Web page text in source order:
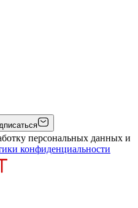
персональных данных и
конфиденциальности